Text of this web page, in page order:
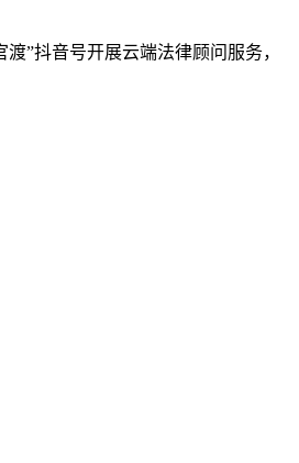
”抖音号开展云端法律顾问服务，